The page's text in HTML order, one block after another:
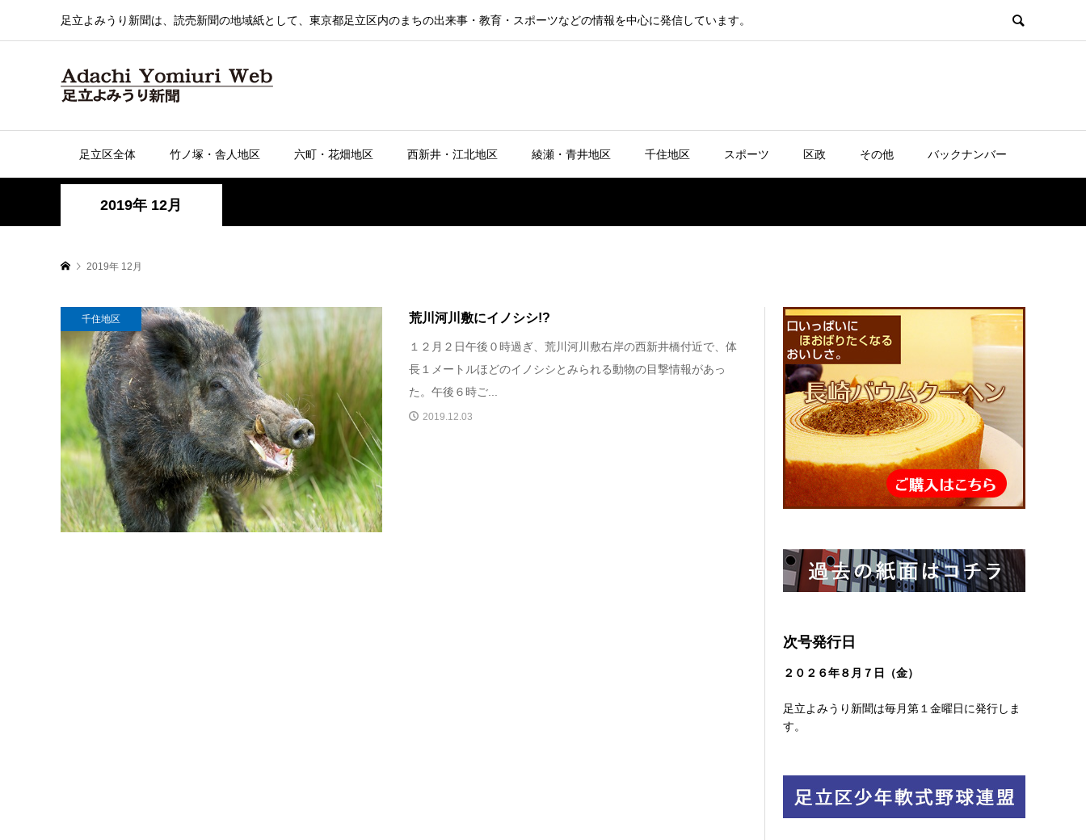
足立よみうり新聞は、読売新聞の地域紙として、東京都足立区内のまちの出来事・教育・スポーツなどの情報を中心に発信しています。
足立区全体 竹ノ塚・舎人地区 六町・花畑地区 西新井・江北地区 綾瀬・青井地区 千住地区 スポーツ 区政 その他 バックナンバー
2019年 12月
2019年 12月
千住地区 荒川河川敷にイノシシ!?
１２月２日午後０時過ぎ、荒川河川敷右岸の西新井橋付近で、体
長１メートルほどのイノシシとみられる動物の目撃情報があっ
た。午後６時ご...
2019.12.03
次号発行日
２０２６年８ 月７日（金）
足立よみうり新聞は毎月第１金曜日に発行しま
す。